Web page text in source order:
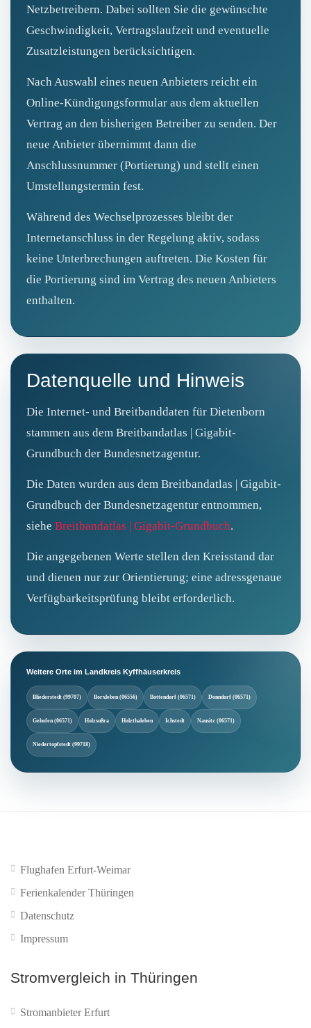
Netzbetreibern. Dabei sollten Sie die gewünschte
Geschwindigkeit, Vertragslaufzeit und eventuelle
Zusatzleistungen berücksichtigen.
Nach Auswahl eines neuen Anbieters reicht ein
Online‑Kündigungsformular aus dem aktuellen
Vertrag an den bisherigen Betreiber zu senden. Der
neue Anbieter übernimmt dann die
Anschlussnummer (Portierung) und stellt einen
Umstellungstermin fest.
Während des Wechselprozesses bleibt der
Internetanschluss in der Regelung aktiv, sodass
keine Unterbrechungen auftreten. Die Kosten für
die Portierung sind im Vertrag des neuen Anbieters
enthalten.
Datenquelle und Hinweis
Die Internet- und Breitbanddaten für Dietenborn
stammen aus dem Breitbandatlas | Gigabit-
Grundbuch der Bundesnetzagentur.
Die Daten wurden aus dem Breitbandatlas | Gigabit-
Grundbuch der Bundesnetzagentur entnommen,
siehe Breitbandatlas | Gigabit-Grundbuch.
Die angegebenen Werte stellen den Kreisstand dar
und dienen nur zur Orientierung; eine adressgenaue
Verfügbarkeitsprüfung bleibt erforderlich.
Weitere Orte im Landkreis Kyffhäuserkreis
Bliederstedt (99707) Borxleben (06556) Bottendorf (06571) Donndorf (06571)
Gehofen (06571) Holzsußra Holzthaleben Ichstedt Nausitz (06571)
Niedertopfstedt (99718)
Flughafen Erfurt-Weimar
Ferienkalender Thüringen
Datenschutz
Impressum
Stromvergleich in Thüringen
Stromanbieter Erfurt